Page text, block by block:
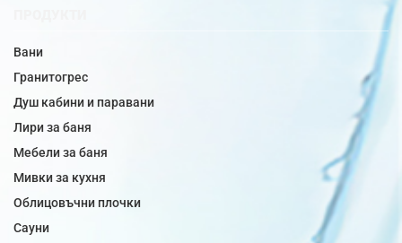
Вани
Гранитогрес
Душ кабини и паравани
Лири за баня
Мебели за баня
Мивки за кухня
Облицовъчни плочки
Сауни